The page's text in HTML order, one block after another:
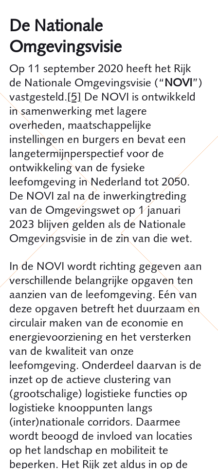
De Nationale
Omgevingsvisie
Op 11 september 2020 heeft het Rijk
de Nationale Omgevingsvisie (“NOVI”)
vastgesteld.[5] De NOVI is ontwikkeld
in samenwerking met lagere
overheden, maatschappelijke
instellingen en burgers en bevat een
langetermijnperspectief voor de
ontwikkeling van de fysieke
leefomgeving in Nederland tot 2050.
De NOVI zal na de inwerkingtreding
van de Omgevingswet op 1 januari
2023 blijven gelden als de Nationale
Omgevingsvisie in de zin van die wet.
In de NOVI wordt richting gegeven aan
verschillende belangrijke opgaven ten
aanzien van de leefomgeving. Eén van
deze opgaven betreft het duurzaam en
circulair maken van de economie en
energievoorziening en het versterken
van de kwaliteit van onze
leefomgeving. Onderdeel daarvan is de
inzet op de actieve clustering van
(grootschalige) logistieke functies op
logistieke knooppunten langs
(inter)nationale corridors. Daarmee
wordt beoogd de invloed van locaties
op het landschap en mobiliteit te
beperken. Het Rijk zet aldus in op de